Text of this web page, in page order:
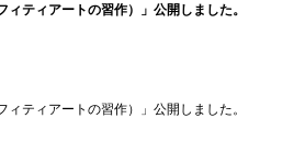
ティアートの習作）」公開しました。
ティアートの習作）」公開しました。